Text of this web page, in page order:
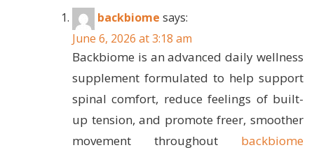
backbiome says:
June 6, 2026 at 3:18 am
Backbiome is an advanced daily wellness
supplement formulated to help support
spinal comfort, reduce feelings of built-
up tension, and promote freer, smoother
movement throughout backbiome